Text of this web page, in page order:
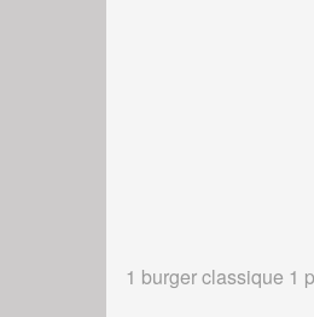
1 burger classique 1